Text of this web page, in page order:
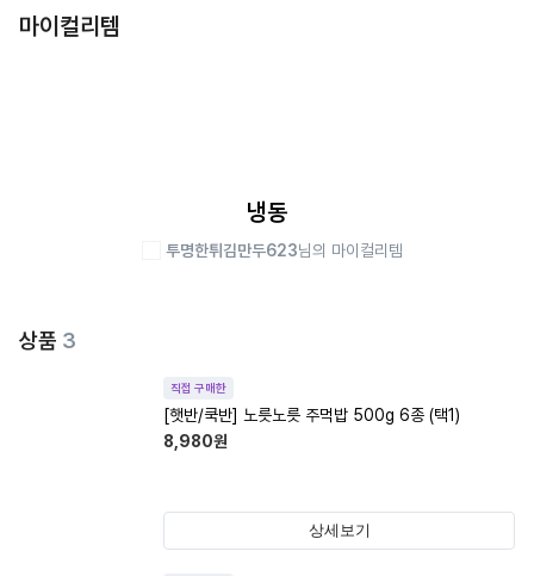
마이컬리템
냉동
투명한튀김만두623님의 마이컬리템
상품 3
직접 구매한
[햇반/쿡반] 노릇노릇 주먹밥 500g 6종 (택1)
8,980원
상세보기